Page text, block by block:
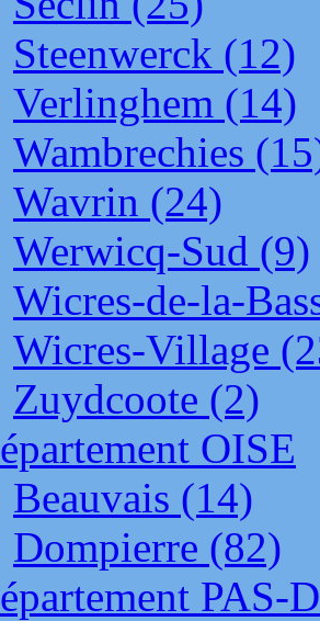
Steenwerck (12)
Verlinghem (14)
Wambrechies
Wavrin (24)
Werwicq-Sud (9)
Wicres-de-la-
Wicres-Village
Zuydcoote (2)
OISE
Beauvais (14)
Dompierre (82)
PAS-